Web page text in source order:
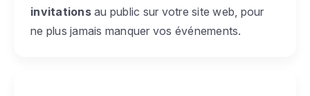
invitationsau public sur votre site web, pour
ne plus jamais manquer vos événements.